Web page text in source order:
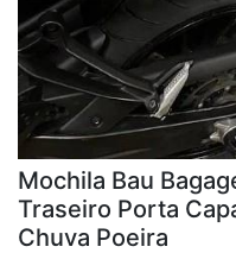
Mochila Bau
Traseiro Porta
Chuva Poeira